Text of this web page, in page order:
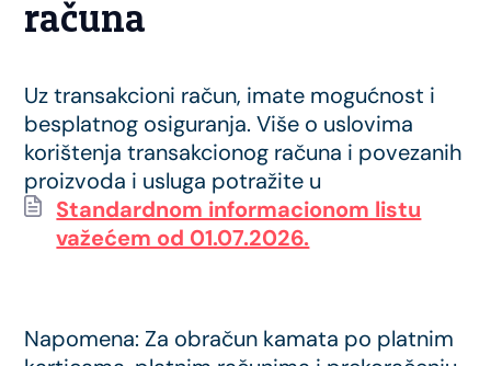
računa
Uz transakcioni račun, imate mogućnost i
besplatnog osiguranja. Više o uslovima
korištenja transakcionog računa i povezanih
proizvoda i usluga potražite u
Standardnom informacionom listu
važećem od 01.07.2026.
Napomena: Za obračun kamata po platnim